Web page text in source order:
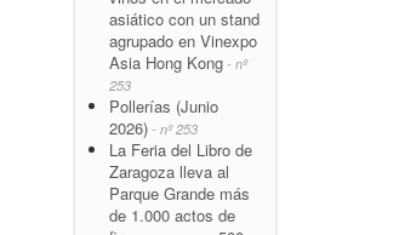
asiático con un stand
agrupado en Vinexpo
Asia Hong Kong - nº
253
Pollerías (Junio
2026) - nº 253
La Feria del Libro de
Zaragoza lleva al
Parque Grande más
de 1.000 actos de